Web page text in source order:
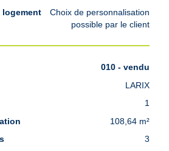
Choix de personnalisation
possible par le client
010 - vendu
LARIX
1
108,64 m²
3